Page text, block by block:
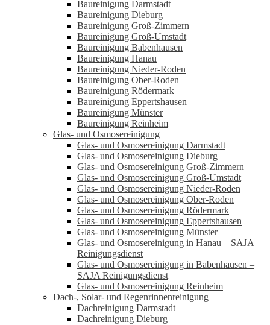
Baureinigung Darmstadt
Baureinigung Dieburg
Baureinigung Groß-Zimmern
Baureinigung Groß-Umstadt
Baureinigung Babenhausen
Baureinigung Hanau
Baureinigung Nieder-Roden
Baureinigung Ober-Roden
Baureinigung Rödermark
Baureinigung Eppertshausen
Baureinigung Münster
Baureinigung Reinheim
Glas- und Osmosereinigung
Glas- und Osmosereinigung Darmstadt
Glas- und Osmosereinigung Dieburg
Glas- und Osmosereinigung Groß-Zimmern
Glas- und Osmosereinigung Groß-Umstadt
Glas- und Osmosereinigung Nieder-Roden
Glas- und Osmosereinigung Ober-Roden
Glas- und Osmosereinigung Rödermark
Glas- und Osmosereinigung Eppertshausen
Glas- und Osmosereinigung Münster
Glas- und Osmosereinigung in Hanau – SAJA
Reinigungsdienst
Glas- und Osmosereinigung in Babenhausen –
SAJA Reinigungsdienst
Glas- und Osmosereinigung Reinheim
Dach-, Solar- und Regenrinnenreinigung
Dachreinigung Darmstadt
Dachreinigung Dieburg